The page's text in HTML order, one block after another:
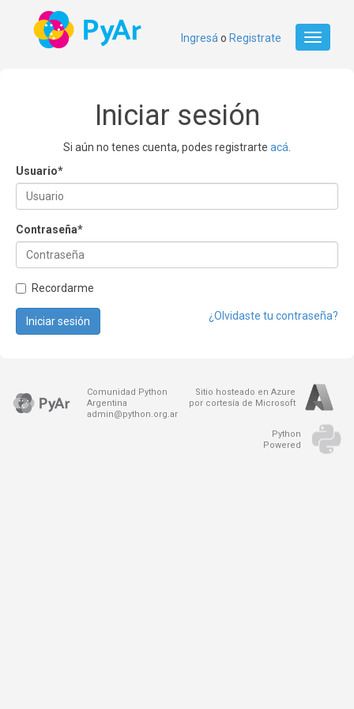
Toggle
Ingresá o Registrate
Iniciar sesión
Si aún no tenes cuenta, podes registrarte acá
Usuario*
Contraseña*
Recordarme
¿Olvidaste tu contraseña?
Iniciar sesión
Comunidad Python
Argentina
admin@python.org.ar
Sitio hosteado en Azure
por cortesía de Microsoft
Python
Powered